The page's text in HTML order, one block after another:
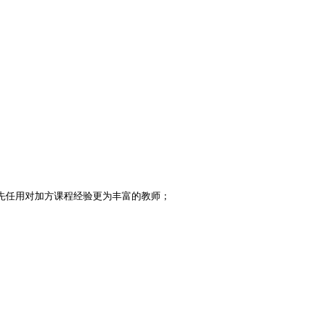
用对加方课程经验更为丰富的教师；